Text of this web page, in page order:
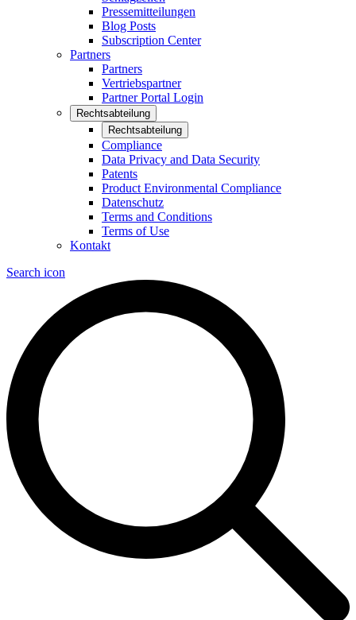
Pressemitteilungen
Blog Posts
Subscription Center
Partners
Partners
Vertriebspartner
Partner Portal Login
Rechtsabteilung
Rechtsabteilung
Compliance
Data Privacy and Data Security
Patents
Product Environmental Compliance
Datenschutz
Terms and Conditions
Terms of Use
Kontakt
Search icon